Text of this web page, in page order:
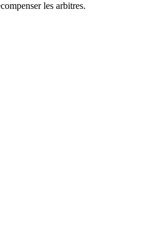
les arbitres.